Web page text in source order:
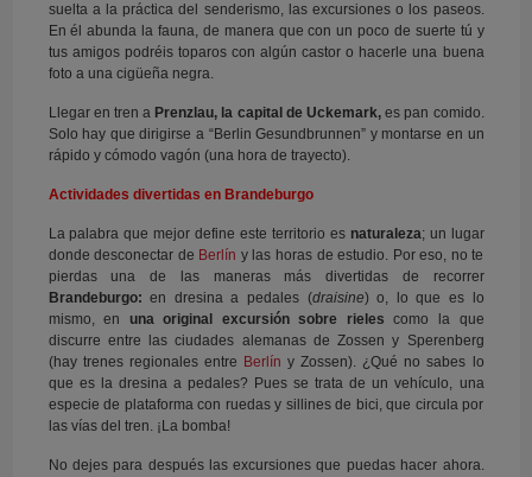
suelta a la práctica del senderismo, las excursiones o los paseos.
En él abunda la fauna, de manera que con un poco de suerte tú y
tus amigos podréis toparos con algún castor o hacerle una buena
foto a una cigüeña negra.
Llegar en tren a Prenzlau, la capital de Uckemark,es pan comido.
Solo hay que dirigirse a “Berlin Gesundbrunnen” y montarse en un
rápido y cómodo vagón (una hora de trayecto).
Actividades divertidas en Brandeburgo
La palabra que mejor define este territorio es naturaleza; un lugar
donde desconectar de Berlín y las horas de estudio. Por eso, no te
pierdas una de las maneras más divertidas de recorrer
Brandeburgo: en dresina a pedales (draisine) o, lo que es lo
mismo, en una original excursión sobre rieles como la que
discurre entre las ciudades alemanas de Zossen y Sperenberg
(hay trenes regionales entre Berlín y Zossen). ¿Qué no sabes lo
que es la dresina a pedales? Pues se trata de un vehículo, una
especie de plataforma con ruedas y sillines de bici, que circula por
las vías del tren. ¡La bomba!
No dejes para después las excursiones que puedas hacer ahora.